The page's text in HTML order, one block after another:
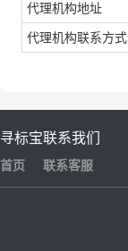
代理机构地址
代理机构联系方式
寻标宝
首页
联系我们
联系客服